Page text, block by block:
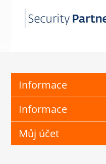
Informace
Informace
Můj účet